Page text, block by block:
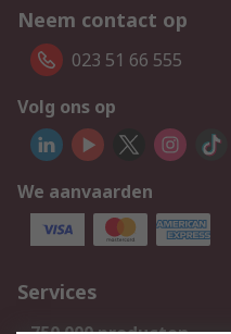
Neem contact op
023 51 66 555
Volg ons op
We aanvaarden
Services